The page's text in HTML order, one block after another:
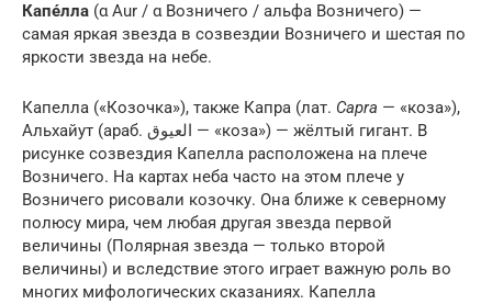
Капе́лла (α Aur / α Возничего / альфа Возничего) —
самая яркая звезда в созвездии Возничего и шестая по
яркости звезда на небе.
Капелла («Козочка»), также Капра (лат. Capra — «коза»),
Альхайут (араб. العيوق‎‎ — «коза») — жёлтый гигант. В
рисунке созвездия Капелла расположена на плече
Возничего. На картах неба часто на этом плече у
Возничего рисовали козочку. Она ближе к северному
полюсу мира, чем любая другая звезда первой
величины (Полярная звезда — только второй
величины) и вследствие этого играет важную роль во
многих мифологических сказаниях. Капелла